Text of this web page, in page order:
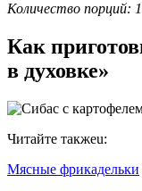
Количество порций:
Как
в духовке»
Читайте такжеu:
Мясные фрикадельки